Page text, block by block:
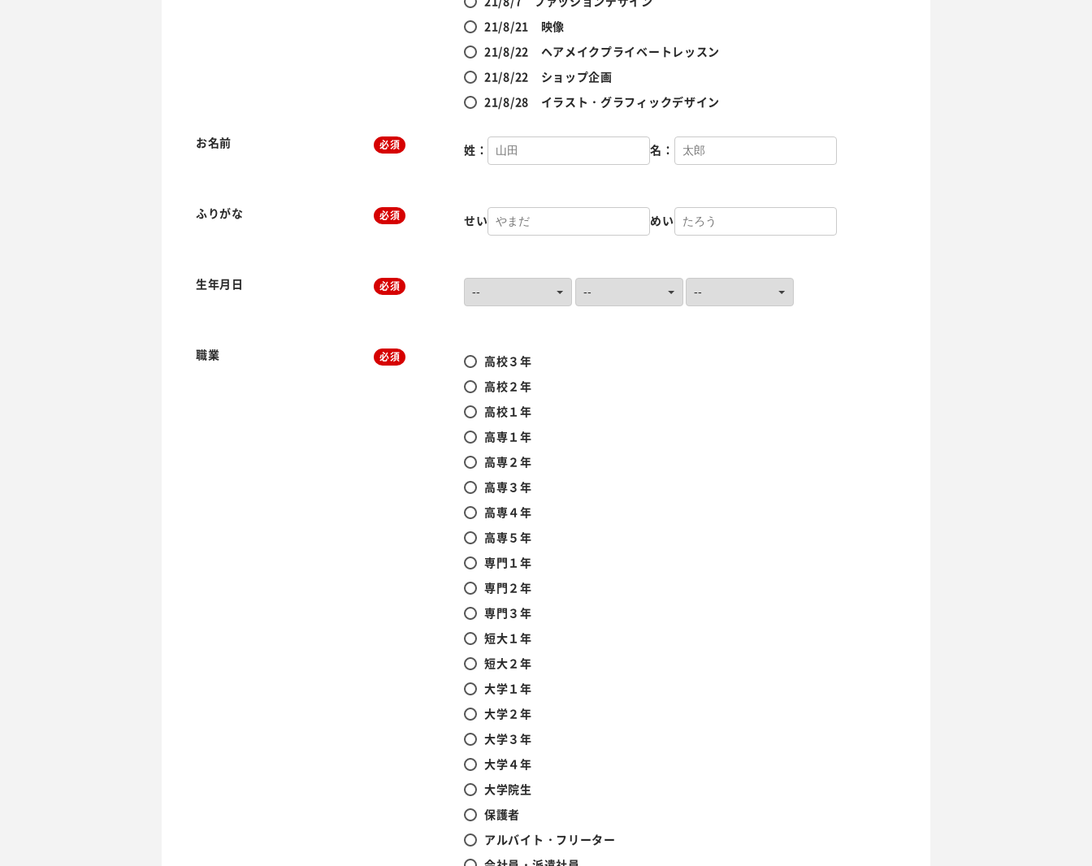
21/8/21 映像
21/8/22 ヘアメイクプライベートレッスン
21/8/22 ショップ企画
21/8/28 イラスト・グラフィックデザイン
お名前 必須 姓： 名：
ふりがな 必須 せい めい
生年月日 必須
職業 必須
高校３年
高校２年
高校１年
高専１年
高専２年
高専３年
高専４年
高専５年
専門１年
専門２年
専門３年
短大１年
短大２年
大学１年
大学２年
大学３年
大学４年
大学院生
保護者
アルバイト・フリーター